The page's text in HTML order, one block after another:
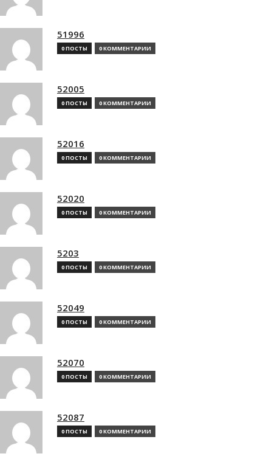
51996
0 ПОСТЫ 0 КОММЕНТАРИИ
52005
0 ПОСТЫ 0 КОММЕНТАРИИ
52016
0 ПОСТЫ 0 КОММЕНТАРИИ
52020
0 ПОСТЫ 0 КОММЕНТАРИИ
5203
0 ПОСТЫ 0 КОММЕНТАРИИ
52049
0 ПОСТЫ 0 КОММЕНТАРИИ
52070
0 ПОСТЫ 0 КОММЕНТАРИИ
52087
0 ПОСТЫ 0 КОММЕНТАРИИ